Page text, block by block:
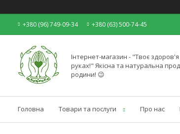
+380 (96) 749-09-34 +380 (63) 500-74-45
Інтернет-магазин - "Твоє здоров'я
руках!" Якісна та натуральна
родини! 😉
Головна Товари та послуги Про нас